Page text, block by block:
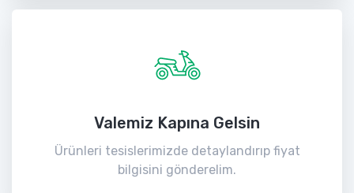
Valemiz Kapına Gelsin
Ürünleri tesislerimizde detaylandırıp fiyat
bilgisini gönderelim.